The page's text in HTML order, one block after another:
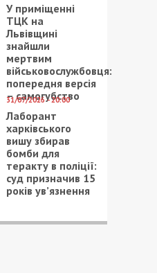
У приміщенні
ТЦК на
Львівщині
знайшли
мертвим
військовослужбовця:
попередня версія
– самогубство
31/07/2026 - 20:00
Лаборант
харківського
вишу збирав
бомби для
теракту в поліції:
суд призначив 15
років ув’язнення